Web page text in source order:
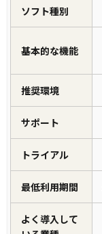
ソフト種別
基本的な機能
推奨環境
サポート
トライアル
最低利用期間
よく導入して